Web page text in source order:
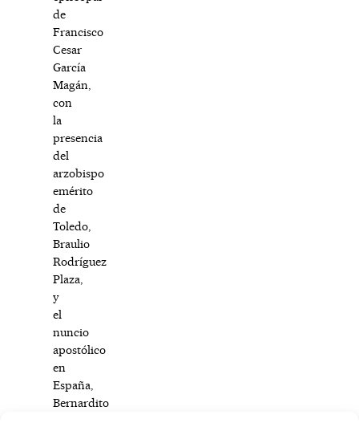
de
Francisco
Cesar
García
Magán,
con
la
presencia
del
arzobispo
emérito
de
Toledo,
Braulio
Rodríguez
Plaza,
y
el
nuncio
apostólico
en
España,
Bernardito